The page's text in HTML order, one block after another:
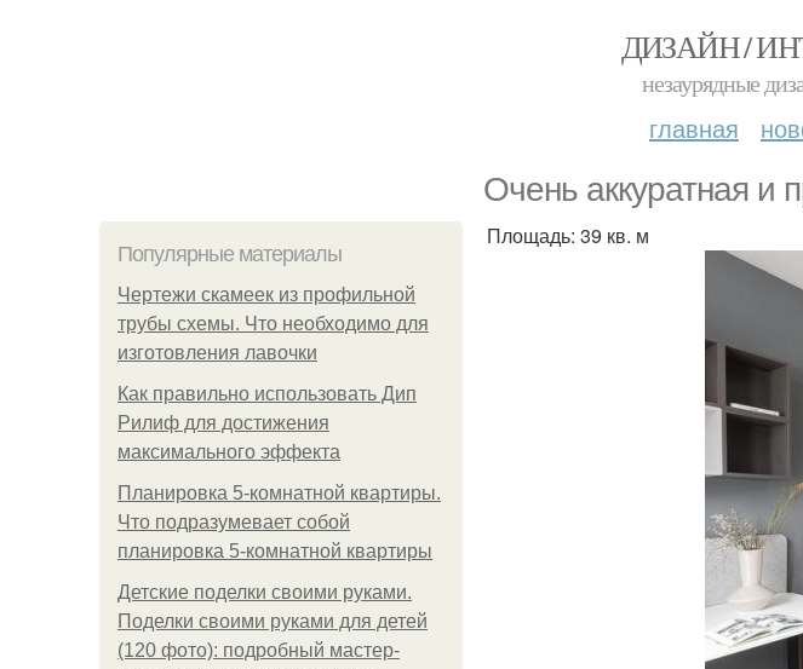
ДИЗАЙН /
незаурядные
главная
Очень аккуратная и
Популярные материалы
Чертежи скамеек из профильной
трубы схемы. Что необходимо для
изготовления лавочки
Как правильно использовать Дип
Рилиф для достижения
максимального эффекта
Планировка 5-комнатной квартиры.
Что подразумевает собой
планировка 5-комнатной квартиры
Детские поделки своими руками.
Поделки своими руками для детей
(120 фото): подробный мастер-
Площадь: 39 кв. м